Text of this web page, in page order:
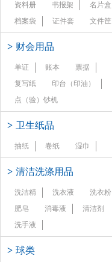
资料册
书报架
名片盒
档案袋
证件套 文件筐
> 财会用品
单证 账本
票据
复写纸
印台（印油）
点（验）钞机
> 卫生纸品
抽纸 卷纸 湿巾
> 清洁洗涤用品
洗洁精 洗衣液
洗衣粉
肥皂
消毒液
清洁剂
洗手液
> 球类